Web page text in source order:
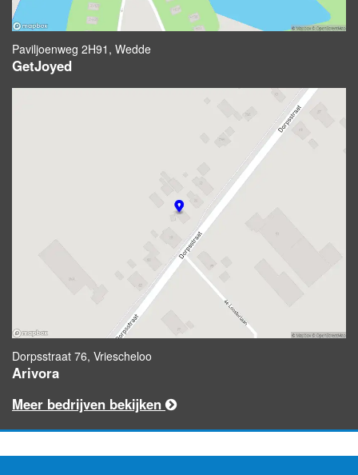
Paviljoenweg 2H91, Wedde
GetJoyed
Dorpsstraat 76, Vriescheloo
Arivora
Meer bedrijven bekijken